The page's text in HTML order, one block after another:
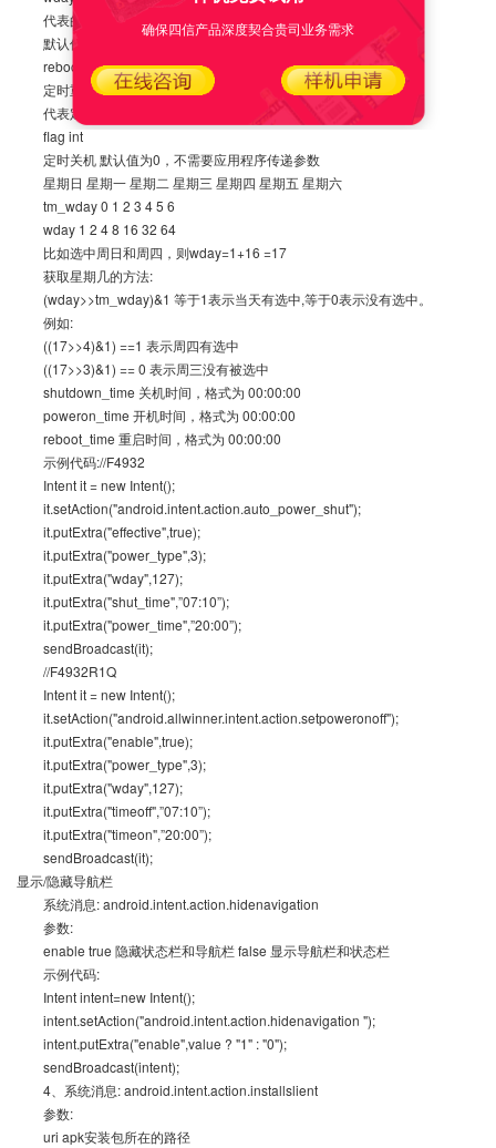
代表的是星期几之和
默认值为127 即1+2+4+8+16+32+64 ，需要应用程序传递参数
reboot int
定时重启 默认值为0，不需要应用程序传递参数
代表定时重启 1 启用此功能 0 关闭此功能
flag int
定时关机 默认值为0，不需要应用程序传递参数
星期日 星期一 星期二 星期三 星期四 星期五 星期六
tm_wday 0 1 2 3 4 5 6
wday 1 2 4 8 16 32 64
比如选中周日和周四，则wday=1+16 =17
获取星期几的方法:
(wday>>tm_wday)&1 等于1表示当天有选中,等于0表示没有选中。
例如:
((17>>4)&1) ==1 表示周四有选中
((17>>3)&1) == 0 表示周三没有被选中
shutdown_time 关机时间，格式为 00:00:00
poweron_time 开机时间，格式为 00:00:00
reboot_time 重启时间，格式为 00:00:00
示例代码://F4932
Intent it = new Intent();
it.setAction("android.intent.action.auto_power_shut");
it.putExtra("effective",true);
it.putExtra("power_type",3);
it.putExtra("wday",127);
it.putExtra("shut_time",”07:10”);
it.putExtra("power_time",”20:00”);
sendBroadcast(it);
//F4932R1Q
Intent it = new Intent();
it.setAction("android.allwinner.intent.action.setpoweronoff");
it.putExtra("enable",true);
it.putExtra("power_type",3);
it.putExtra("wday",127);
it.putExtra("timeoff",”07:10”);
it.putExtra("timeon",”20:00”);
sendBroadcast(it);
显示/隐藏导航栏
系统消息: android.intent.action.hidenavigation
参数:
enable true 隐藏状态栏和导航栏 false 显示导航栏和状态栏
示例代码:
Intent intent=new Intent();
intent.setAction("android.intent.action.hidenavigation ");
intent.putExtra("enable",value ? "1" : "0");
sendBroadcast(intent);
4、系统消息: android.intent.action.installslient
参数:
uri apk安装包所在的路径
确保四信产品深度契合贵司业务需求